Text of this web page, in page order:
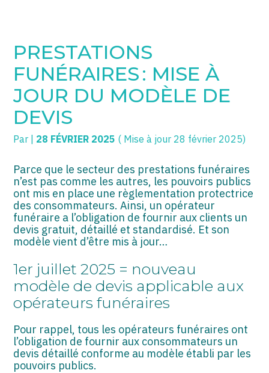
SOGECC – Noisy
SOGECC – République
SOGECC – Turbigo
COMMERÇANTS
GROUPE
SCI / LMNP
PROFESSIONS LIBÉRALES
HOLDING
PARTICULIERS
EXPATRIÉ NON RÉSIDANT
IMPATRIÉ / EXPATRIÉ
ASSOCIATIONS
START-UP
SECTEUR AUDIOVISUEL
Gérer votre quotidien
Piloter votre entreprise
Développer votre entreprise
Construire votre patrimoine
Être prêt pour la facturation
électronique
PRESTATIONS
FUNÉRAIRES : MISE À
JOUR DU MODÈLE DE
DEVIS
Par 28 FÉVRIER 2025 ( Mise à jour 28 février 2025)
Parce que le secteur des prestations funéraires
n’est pas comme les autres, les pouvoirs publics
ont mis en place une règlementation protectrice
des consommateurs. Ainsi, un opérateur
funéraire a l’obligation de fournir aux clients un
devis gratuit, détaillé et standardisé. Et son
modèle vient d’être mis à jour…
1er juillet 2025 = nouveau
modèle de devis applicable aux
opérateurs funéraires
Pour rappel, tous les opérateurs funéraires ont
l’obligation de fournir aux consommateurs un
devis détaillé conforme au modèle établi par les
pouvoirs publics.